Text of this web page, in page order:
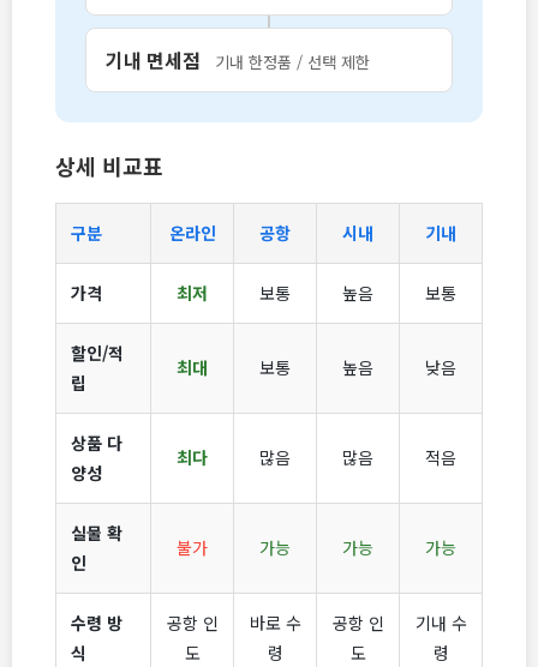
기내 면세점 기내 한정품 / 선택 제한
상세 비교표
구분 온라인 공항 시내 기내
가격 최저 보통 높음 보통
할인/적
립
최대 보통 높음 낮음
상품 다
양성
최다 많음 많음 적음
실물 확
인
불가 가능 가능 가능
수령 방
식
공항 인
도
바로 수
령
공항 인
도
기내 수
령